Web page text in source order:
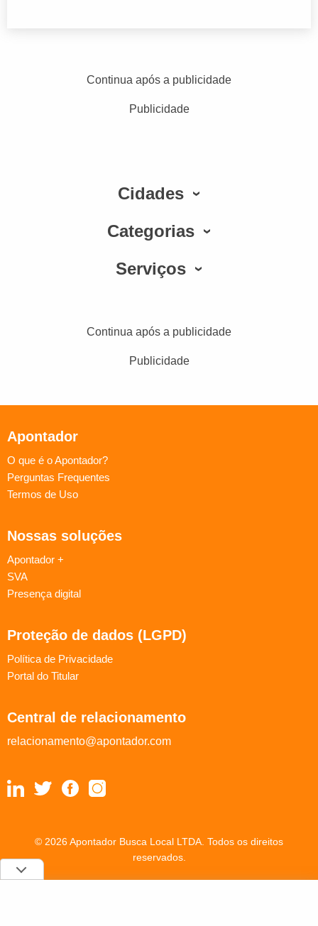
Continua após a publicidade
Publicidade
Cidades
Categorias
Serviços
Continua após a publicidade
Publicidade
Apontador
O que é o Apontador?
Perguntas Frequentes
Termos de Uso
Nossas soluções
Apontador +
SVA
Presença digital
Proteção de dados (LGPD)
Política de Privacidade
Portal do Titular
Central de relacionamento
relacionamento@apontador.com
© 2026 Apontador Busca Local LTDA. Todos os direitos
reservados.